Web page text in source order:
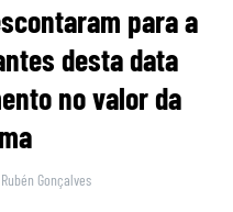
para a
desta data
no valor da
Rubén Gonçalves